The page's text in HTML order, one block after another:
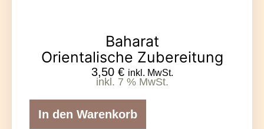
Baharat
Orientalische Zubereitung
3,50 € inkl. MwSt.
inkl. 7 % MwSt.
In den Warenkorb